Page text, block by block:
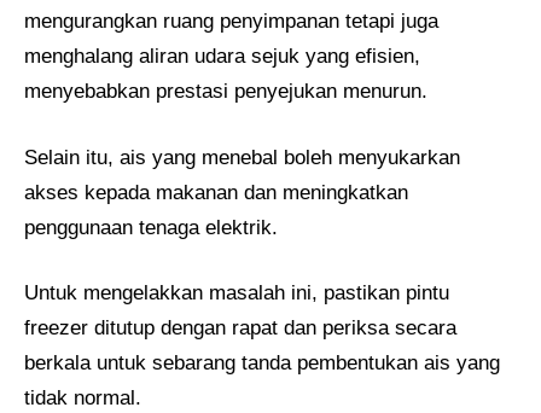
mengurangkan ruang penyimpanan tetapi juga
menghalang aliran udara sejuk yang efisien,
menyebabkan prestasi penyejukan menurun.
Selain itu, ais yang menebal boleh menyukarkan
akses kepada makanan dan meningkatkan
penggunaan tenaga elektrik.
Untuk mengelakkan masalah ini, pastikan pintu
freezer ditutup dengan rapat dan periksa secara
berkala untuk sebarang tanda pembentukan ais yang
tidak normal.